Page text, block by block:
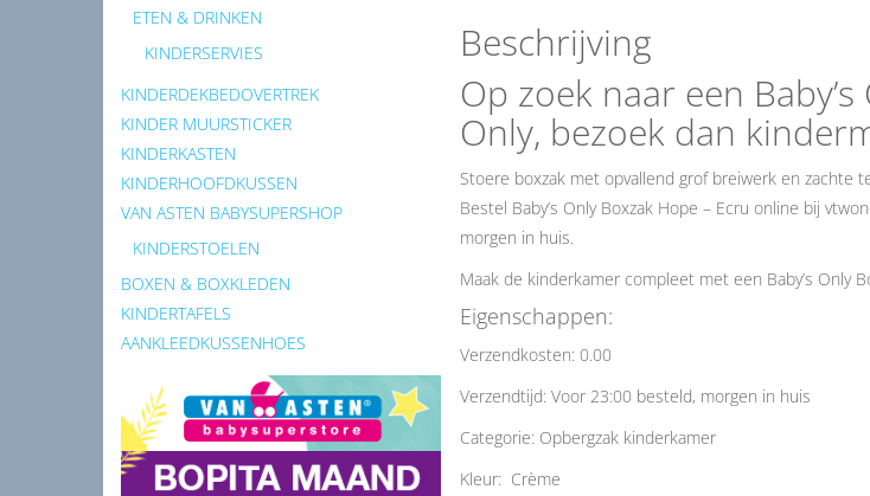
ETEN & DRINKEN
KINDERSERVIES
KINDERDEKBEDOVERTREK
KINDER MUURSTICKER
KINDERKASTEN
KINDERHOOFDKUSSEN
VAN ASTEN BABYSUPERSHOP
KINDERSTOELEN
BOXEN & BOXKLEDEN
KINDERTAFELS
AANKLEEDKUSSENHOES
Beschrijving
Op zoek naar een
Only, bezoek dan
Stoere boxzak met opvallend grof breiwerk en zachte
Bestel Baby’s Only Boxzak Hope – Ecru online bij
morgen in huis.
Maak de kinderkamer compleet met een Baby’s Only
Eigenschappen:
Verzendkosten: 0.00
Verzendtijd: Voor 23:00 besteld, morgen in huis
Categorie: Opbergzak kinderkamer
Kleur: Crème